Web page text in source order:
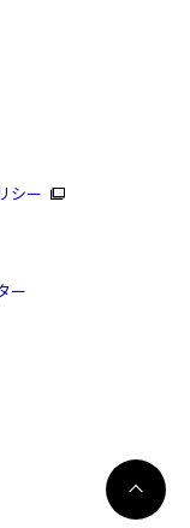
れる
シー
ー